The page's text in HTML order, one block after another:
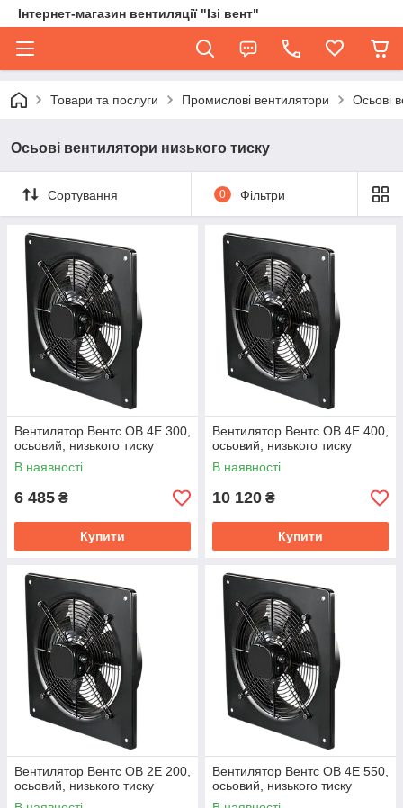
Інтернет-магазин вентиляції "Ізі вент"
Товари та послуги Промислові вентилятори Осьові
Осьові вентилятори низького тиску
Сортування 0 Фільтри
Вентилятор Вентс ОВ 4Е 300,
осьовий, низького тиску
В наявності
6 485 ₴
Купити
Вентилятор Вентс ОВ 4Е 400,
осьовий, низького тиску
В наявності
10 120 ₴
Купити
Вентилятор Вентс ОВ 2Е 200,
осьовий, низького тиску
Вентилятор Вентс ОВ 4Е 550,
осьовий, низького тиску